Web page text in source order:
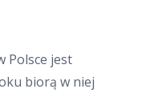
Polsce jest
biorą w niej